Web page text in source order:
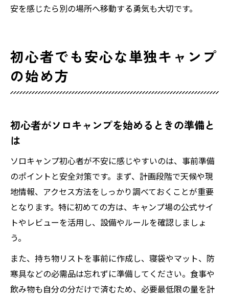
安を感じたら別の場所へ移動する勇気も大切です。
初心者でも安心な単独キャンプ
の始め方
初心者がソロキャンプを始めるときの準備と
は
ソロキャンプ初心者が不安に感じやすいのは、事前準備
のポイントと安全対策です。まず、計画段階で天候や現
地情報、アクセス方法をしっかり調べておくことが重要
となります。特に初めての方は、キャンプ場の公式サイ
トやレビューを活用し、設備やルールを確認しましょ
う。
また、持ち物リストを事前に作成し、寝袋やマット、防
寒具などの必需品は忘れずに準備してください。食事や
飲み物も自分の分だけで済むため、必要最低限の量を計